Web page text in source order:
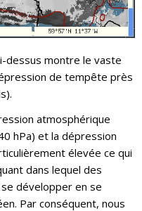
dessus montre le vaste
de tempête près
atmosphérique
hPa) et la dépression
élevée ce qui
dans lequel des
développer en se
Par conséquent, nous